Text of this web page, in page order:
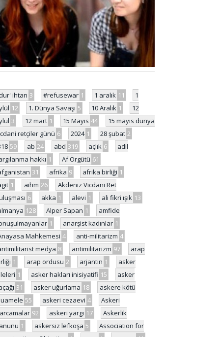
ihtarı 3 #refusewar 1 1 aralık 11
1
12 1. Dünya Savaşı 5 10 Aralık 1
12
3 12 mart 1 15 Mayıs 44
15 mayıs dünya
retçiler günü 6 2024 1 28 şubat 2
59 ab 24 abd 319 açlık 6
adil
hakkı 1 Af Örgütü 61
31 afrika 9 afrika birliği 1
1 aihm 26
Akdeniz Vicdani Ret
6 akka 1 alevi 1 ali fikri ışık 13
128 Alper Sapan 1
amfide
1 anarşist kadınlar 1
Mahkemesi 4 anti-militarizm 4
medya 8 antimilitarizm 97
arap
1 arap ordusu 2 arjantin 1
asker
1 asker hakları inisiyatifi 15
asker
31 asker uğurlama 18
askere kötü
55 askeri cezaevi 4
Askeri
92 askeri yargı 17
Askerlik
1 askersiz lefkoşa 5
Association for